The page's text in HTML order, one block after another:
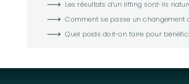
Les résultats d’un lifting sont-ils
Comment se passe un changement
Quel poids doit-on faire pour